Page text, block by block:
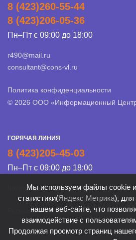
8 (423)260-55-44
8 (423)206-05-36
Пн–Пт с 09:00 до 18:00
r490@mail.ru
consultant@cons-vl.ru
Политика конфиденциальности
© 2026 ООО «Информационный Центр
ГОРЯЧАЯ ЛИНИЯ
8 (423)205-45-03
Пн–Пт с 09:00 до 18:00
hotline@cons-vl.ru
Регламент Линии консультации
Мы используем файлы cookie и
статистики(Яндекс Метрика), для
нашем веб-сайте, что
взаимодействие с
Продолжая просмотр страниц